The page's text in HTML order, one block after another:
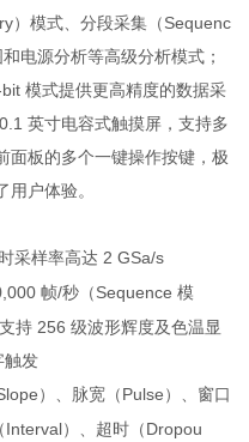
）模式、分段采集（Sequenc
电源分析等高级分析模式；
bit模式提供更高精度的数据采
英寸电容式触摸屏，支持多
面板的多个一键操作按键，极
户体验。
采样率高达 2 GSa/s
帧/秒（Sequence模
持 256级波形辉度及色温显
触发
）、脉宽（Pulse）、窗口
Interval）、超时（Dropou